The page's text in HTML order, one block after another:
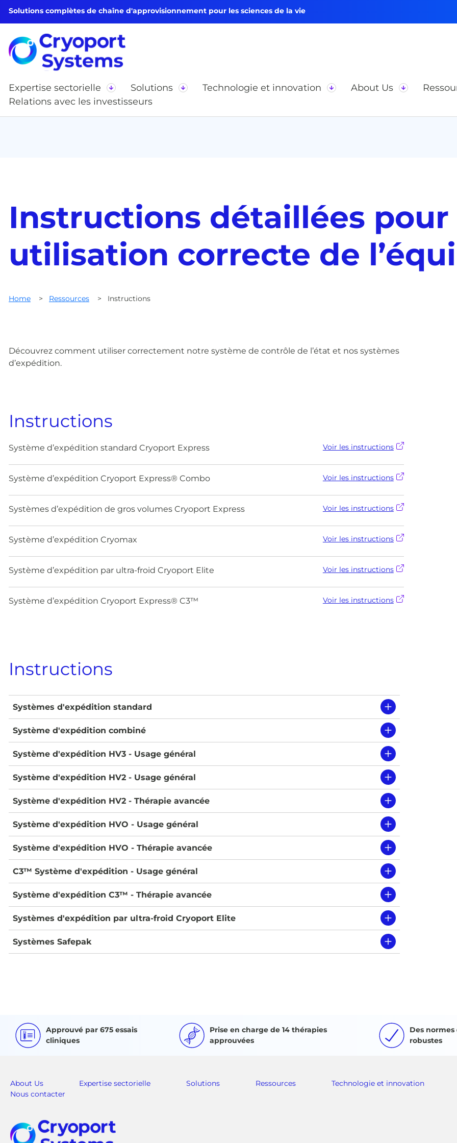
Solutions complètes de chaîne d'approvisionnement pour les sciences de la vie
Expertise sectorielle Solutions Technologie et innovation About Us
Relations avec les investisseurs
Instructions détaillées pour
utilisation correcte de
Home > Ressources > Instructions
Découvrez comment utiliser correctement notre système de contrôle de l’état et nos systèmes
d’expédition.
Instructions
Système d’expédition standard Cryoport Express Voir les instructions
Système d’expédition Cryoport Express® Combo Voir les instructions
Systèmes d’expédition de gros volumes Cryoport Express Voir les instructions
Système d’expédition Cryomax Voir les instructions
Système d’expédition par ultra-froid Cryoport Elite Voir les instructions
Système d’expédition Cryoport Express® C3™ Voir les instructions
Instructions
Systèmes d'expédition standard
Système d'expédition combiné
Système d'expédition HV3 - Usage général
Système d'expédition HV2 - Usage général
Système d'expédition HV2 - Thérapie avancée
Système d'expédition HVO - Usage général
Système d'expédition HVO - Thérapie avancée
C3™ Système d'expédition - Usage général
Système d'expédition C3™ - Thérapie avancée
Systèmes d'expédition par ultra-froid Cryoport Elite
Systèmes Safepak
Approuvé par 675 essais
cliniques
Prise en charge de 14 thérapies
approuvées
Des
robustes
About Us Expertise sectorielle Solutions Ressources
Technologie et innovation
Nous contacter